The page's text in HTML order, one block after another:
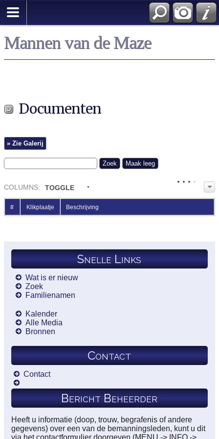
Mannen van de Maze
Documenten
» Zie Galerij
COLUMNS: TOGGLE
# Klikplaatje Beschrijving
Snelle Links
Wat is er nieuw
Zoek
Familienamen
Kalender
Alle Media
Bronnen
Contact
Contact
Bericht Beheerder
Heeft u informatie (doop, trouw, begrafenis of andere
gegevens) over een van de bemanningsleden, kunt u dit